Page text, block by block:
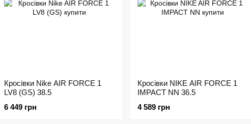
Кросівки Nike AIR FORCE 1
LV8 (GS) 38.5
6 449 грн
Кросівки NIKE AIR FORCE 1
IMPACT NN 36.5
4 589 грн